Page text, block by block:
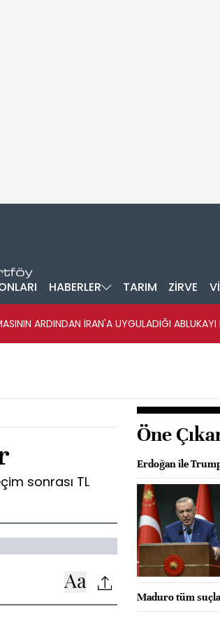
HABERLER TARIM ZİRVE
ARDINDAN İRAN'A UYGULADIĞI ABLUKAYI
sonrası TL
Öne
Erdoğan ile
Maduro tüm